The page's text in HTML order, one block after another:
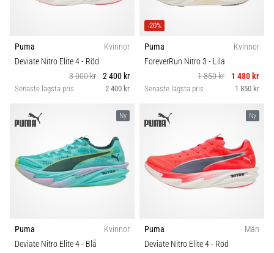
Puma
Kvinnor
Deviate Nitro Elite 4- Röd
3 000 kr
2 400 kr
Senaste lägsta pris 2 400 kr
-20%
Puma
Kvinnor
ForeverRun Nitro 3 - Lila
1 850 kr
1 480 kr
Senaste lägsta pris 1 850 kr
Ny
Puma
Kvinnor
Deviate Nitro Elite 4- Blå
Ny
Puma
Män
Deviate Nitro Elite 4- Röd